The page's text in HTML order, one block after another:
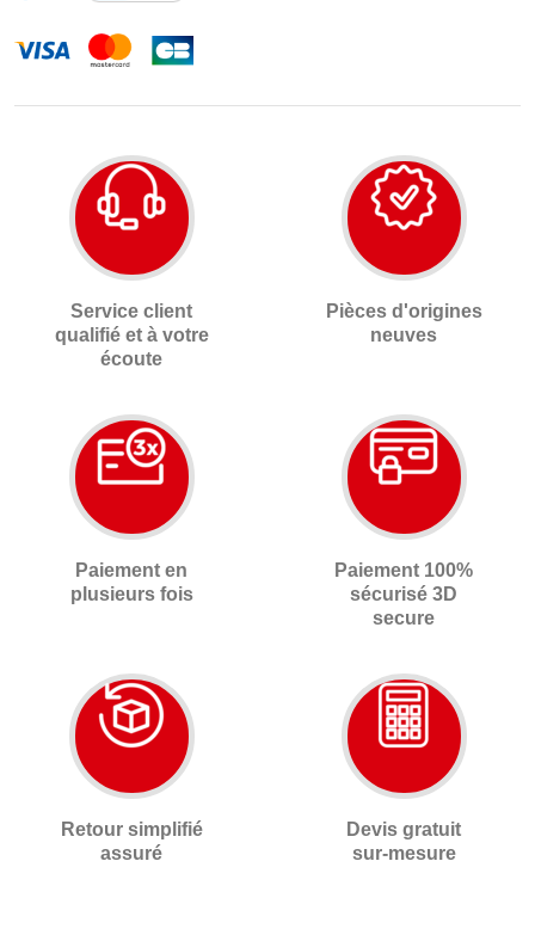
Service client
qualifié et à votre
écoute
Pièces d'origines
neuves
Paiement en
plusieurs fois
Paiement 100%
sécurisé 3D
secure
Retour simplifié
assuré
Devis gratuit
sur-mesure